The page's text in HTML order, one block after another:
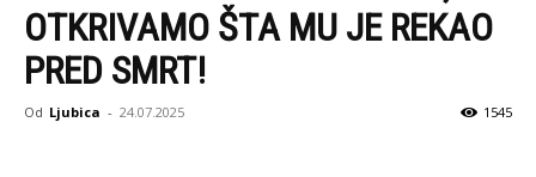
OTKRIVAMO ŠTA MU JE REKAO
PRED SMRT!
Od Ljubica - 24.07.2025 1545